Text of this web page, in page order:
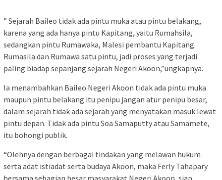
” Sejarah Baileo tidak ada pintu muka atau pintu belakang,
karena yang ada hanya pintu Kapitang, yaitu Rumahsila,
sedangkan pintu Rumawaka, Malesi pembantu Kapitang.
Rumasila dan Rumawa satu pintu, jadi proses yang terjadi
paling biadap sepanjang sejarah Negeri Akoon,”ungkapnya.
Ia menambahkan Baileo Negeri Akoon tidak ada pintu muka
maupun pintu belakang itu penipu jangan atur penipu besar,
dalam sejarah tidak ada sejarah yang menyatakan masuk lewat
pintu depan. Tidak ada pintu Soa Samaputty atau Samamete,
itu bohongi publik.
“Olehnya dengan berbagai tindakan yang melawan hukum
serta adat istiadat serta budaya Akoon, maka Ferly Tahapary